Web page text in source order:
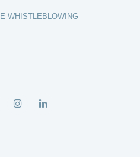
WHISTLEBLOWING